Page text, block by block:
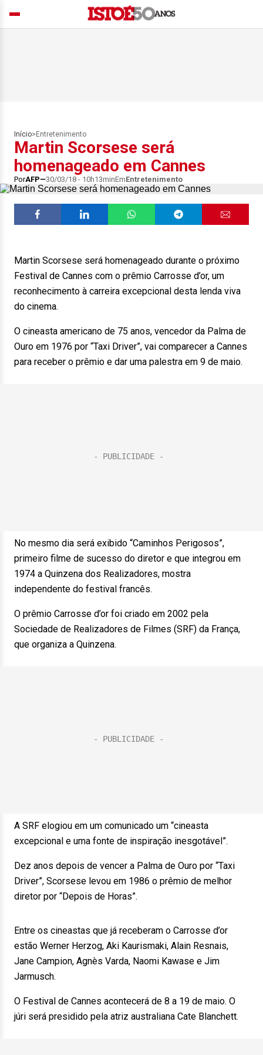
Início> Entretenimento
Martin Scorsese será
homenageado em Cannes
PorAFP 30/03/18 - 10h13minEmEntretenimento
Martin Scorsese será homenageado durante o próximo
Festival de Cannes com o prêmio Carrosse d’or, um
reconhecimento à carreira excepcional desta lenda viva
do cinema.
O cineasta americano de 75 anos, vencedor da Palma de
Ouro em 1976 por “Taxi Driver”, vai comparecer a Cannes
para receber o prêmio e dar uma palestra em 9 de maio.
No mesmo dia será exibido “Caminhos Perigosos”,
primeiro filme de sucesso do diretor e que integrou em
1974 a Quinzena dos Realizadores, mostra
independente do festival francês.
O prêmio Carrosse d’or foi criado em 2002 pela
Sociedade de Realizadores de Filmes (SRF) da França,
que organiza a Quinzena.
A SRF elogiou em um comunicado um “cineasta
excepcional e uma fonte de inspiração inesgotável”.
Dez anos depois de vencer a Palma de Ouro por “Taxi
Driver”, Scorsese levou em 1986 o prêmio de melhor
diretor por “Depois de Horas”.
Entre os cineastas que já receberam o Carrosse d’or
estão Werner Herzog, Aki Kaurismaki, Alain Resnais,
Jane Campion, Agnès Varda, Naomi Kawase e Jim
Jarmusch.
O Festival de Cannes acontecerá de 8 a 19 de maio. O
júri será presidido pela atriz australiana Cate Blanchett.